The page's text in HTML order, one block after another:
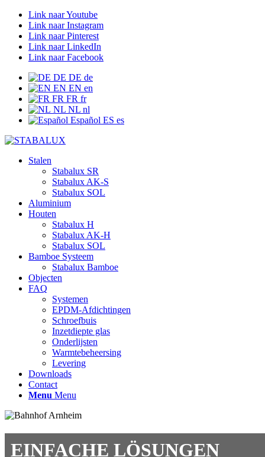
Link naar Youtube
Link naar Instagram
Link naar Pinterest
Link naar LinkedIn
Link naar Facebook
DE DE de
EN EN en
FR FR fr
NL NL nl
Español ES es
Stalen
Stabalux SR
Stabalux AK-S
Stabalux SOL
Aluminium
Houten
Stabalux H
Stabalux AK-H
Stabalux SOL
Bamboe Systeem
Stabalux Bamboe
Objecten
FAQ
Systemen
EPDM-Afdichtingen
Schroefbuis
Inzetdiepte glas
Onderlijsten
Warmtebeheersing
Levering
Downloads
Contact
Menu Menu
EINFACHE LÖSUNGEN